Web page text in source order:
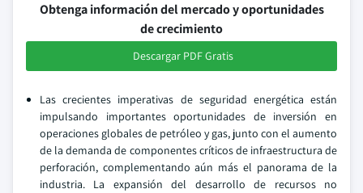
Obtenga información del mercado y oportunidades
de crecimiento
Descargar PDF Gratis
Las crecientes imperativas de seguridad energética están
impulsando importantes oportunidades de inversión en
operaciones globales de petróleo y gas, junto con el aumento
de la demanda de componentes críticos de infraestructura de
perforación, complementando aún más el panorama de la
industria. La expansión del desarrollo de recursos no